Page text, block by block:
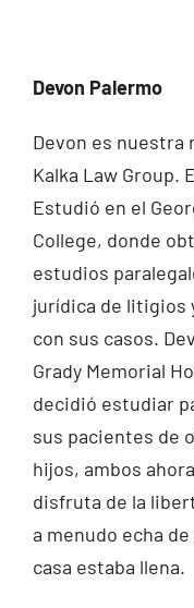
Devon Palermo
Devon es nuestra
Kalka Law Group.
Estudió en el
College, donde
estudios
jurídica de litigios
con sus casos.
Grady Memorial
decidió estudiar
sus pacientes de
hijos, ambos
disfruta de la
a menudo echa
casa estaba llena.